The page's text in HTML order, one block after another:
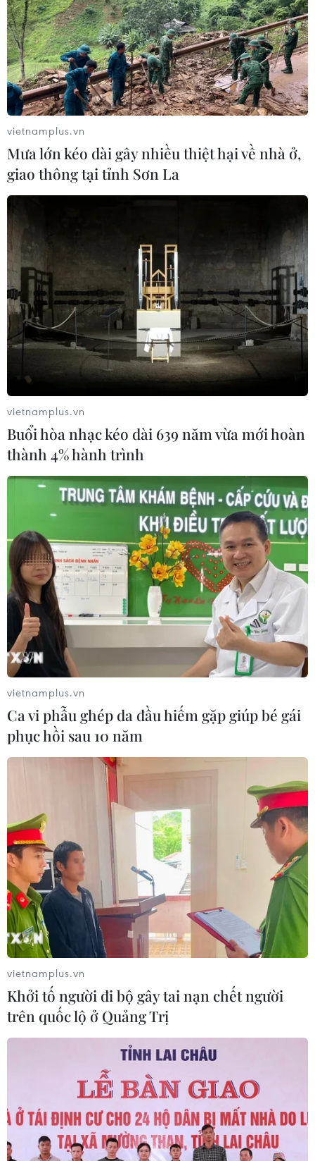
vietnamplus.vn
Mưa lớn kéo dài gây nhiều thiệt hại về nhà ở,
giao thông tại tỉnh Sơn La
vietnamplus.vn
Buổi hòa nhạc kéo dài 639 năm vừa mới hoàn
thành 4% hành trình
vietnamplus.vn
Ca vi phẫu ghép da đầu hiếm gặp giúp bé gái
phục hồi sau 10 năm
vietnamplus.vn
Khởi tố người đi bộ gây tai nạn chết người
trên quốc lộ ở Quảng Trị